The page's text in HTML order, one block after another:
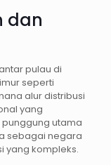
dan
pulau di
seperti
alur distribusi
yang
punggung utama
sebagai negara
yang kompleks.